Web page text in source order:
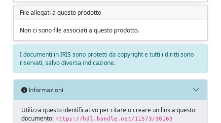
File allegati a questo prodotto
Non ci sono file associati a questo prodotto.
I documenti in IRIS sono protetti da copyright e tutti i diritti sono
riservati, salvo diversa indicazione.
Informazioni
Utilizza questo identificativo per citare o creare un link a questo
documento: https://hdl.handle.net/11573/38169